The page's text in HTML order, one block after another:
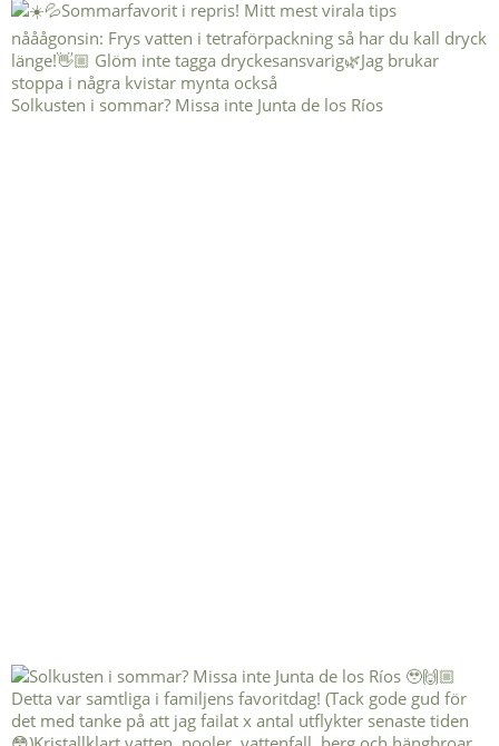
Solkusten i sommar? Missa inte Junta de los Ríos